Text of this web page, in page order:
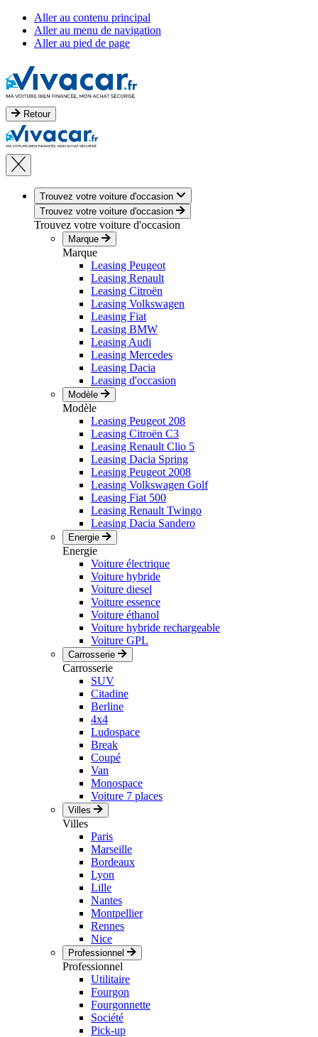
Aller au contenu principal
Aller au menu de navigation
Aller au pied de page
Retour
Trouvez votre voiture d'occasion
Trouvez votre voiture d'occasion
Trouvez votre voiture d'occasion
Marque
Marque
Leasing Peugeot
Leasing Renault
Leasing Citroën
Leasing Volkswagen
Leasing Fiat
Leasing BMW
Leasing Audi
Leasing Mercedes
Leasing Dacia
Leasing d'occasion
Modèle
Modèle
Leasing Peugeot 208
Leasing Citroën C3
Leasing Renault Clio 5
Leasing Dacia Spring
Leasing Peugeot 2008
Leasing Volkswagen Golf
Leasing Fiat 500
Leasing Renault Twingo
Leasing Dacia Sandero
Energie
Energie
Voiture électrique
Voiture hybride
Voiture diesel
Voiture essence
Voiture éthanol
Voiture hybride rechargeable
Voiture GPL
Carrosserie
Carrosserie
SUV
Citadine
Berline
4x4
Ludospace
Break
Coupé
Van
Monospace
Voiture 7 places
Villes
Villes
Paris
Marseille
Bordeaux
Lyon
Lille
Nantes
Montpellier
Rennes
Nice
Professionnel
Professionnel
Utilitaire
Fourgon
Fourgonnette
Société
Pick-up